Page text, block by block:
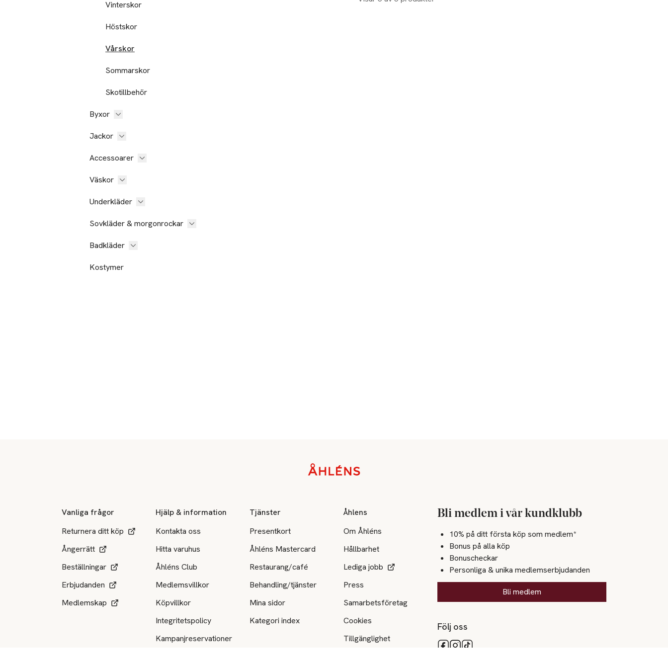
Vinterskor
Höstskor
Vårskor
Sommarskor
Skotillbehör
Byxor
Jackor
Accessoarer
Väskor
Underkläder
Sovkläder & morgonrockar
Badkläder
Kostymer
Vanliga frågor
Returnera ditt köp
Ångerrätt
Beställningar
Erbjudanden
Medlemskap
Hjälp & information
Kontakta oss
Hitta varuhus
Åhléns Club
Medlemsvillkor
Köpvillkor
Integritetspolicy
Kampanjreservationer
Tjänster
Presentkort
Åhléns Mastercard
Restaurang/café
Behandling/tjänster
Mina sidor
Kategori index
Åhlens
Om Åhléns
Hållbarhet
Lediga jobb
Press
Samarbetsföretag
Cookies
Tillgänglighet
Bli medlem i vår kundklubb
10% på ditt första köp som medlem*
Bonus på alla köp
Bonuscheckar
Personliga & unika medlemserbjudanden
Bli medlem
Följ oss